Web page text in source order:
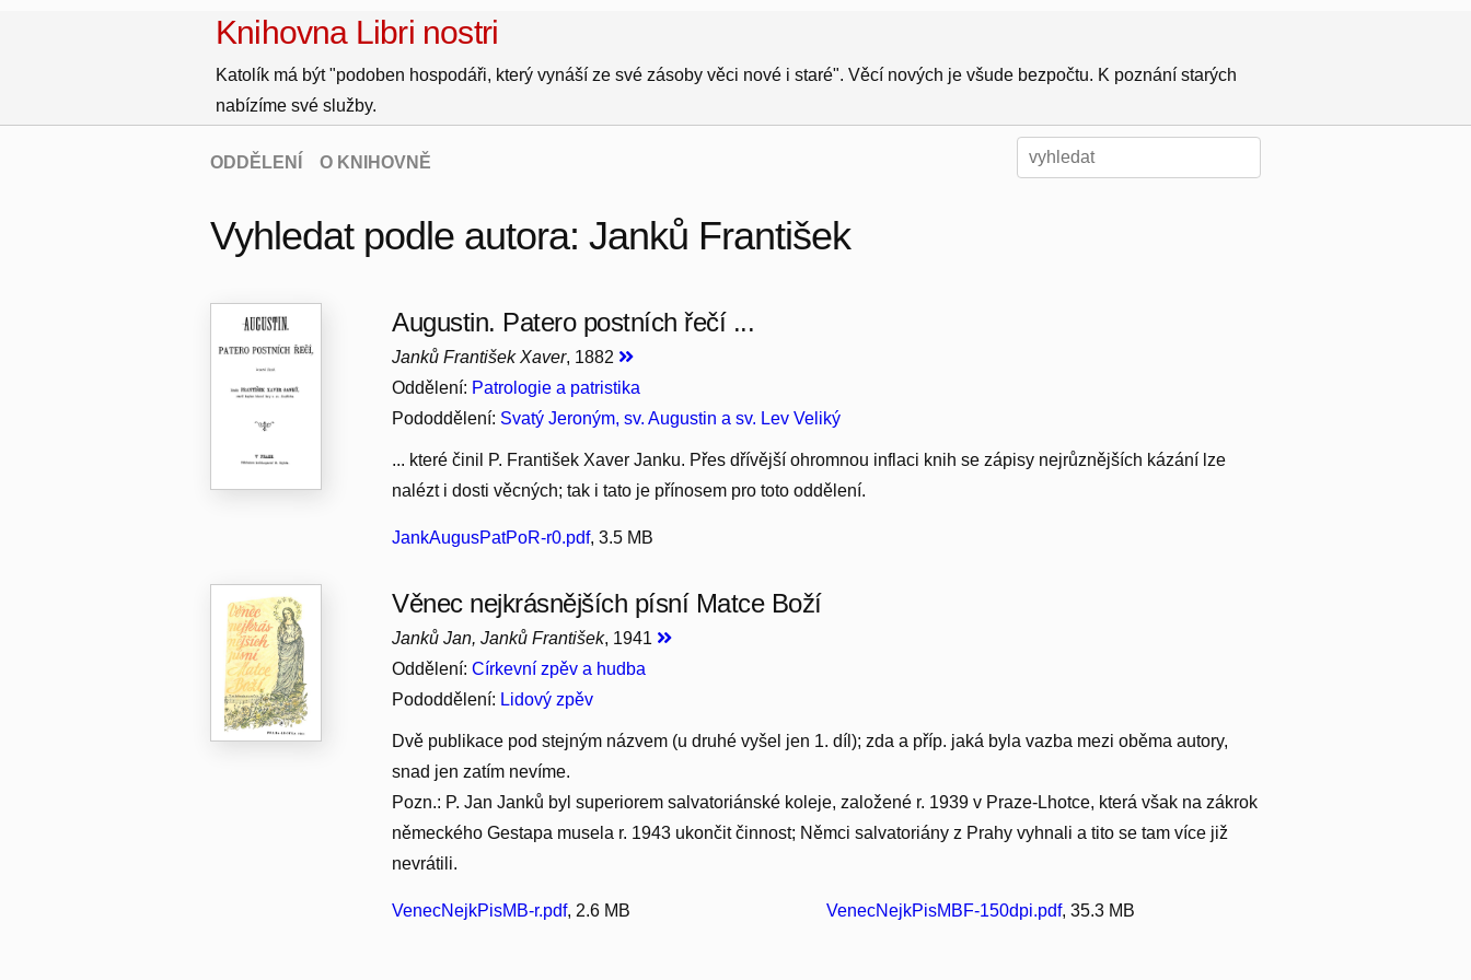
Knihovna Libri nostri
Katolík má být "podoben hospodáři, který vynáší ze své zásoby věci nové i staré". Věcí nových je všude bezpočtu. K poznání starých
nabízíme své služby.
ODDĚLENÍ O KNIHOVNĚ
Vyhledat podle autora: Janků František
Augustin. Patero postních řečí ...
Janků František Xaver, 1882
Oddělení: Patrologie a patristika
Pododdělení: Svatý Jeroným, sv. Augustin a sv. Lev Veliký
... které činil P. František Xaver Janku. Přes dřívější ohromnou inflaci knih se zápisy nejrůznějších kázání lze
nalézt i dosti věcných; tak i tato je přínosem pro toto oddělení.
JankAugusPatPoR-r0.pdf, 3.5 MB
Věnec nejkrásnějších písní Matce Boží
Janků Jan, Janků František, 1941
Oddělení:Církevní zpěv a hudba
Pododdělení: Lidový zpěv
Dvě publikace pod stejným názvem (u druhé vyšel jen 1. díl); zda a příp. jaká byla vazba mezi oběma autory,
snad jen zatím nevíme.
Pozn.: P. Jan Janků byl superiorem salvatoriánské koleje, založené r. 1939 v Praze-Lhotce, která však na zákrok
německého Gestapa musela r. 1943 ukončit činnost; Němci salvatoriány z Prahy vyhnali a tito se tam více již
nevrátili.
VenecNejkPisMB-r.pdf, 2.6 MB VenecNejkPisMBF-150dpi.pdf, 35.3 MB